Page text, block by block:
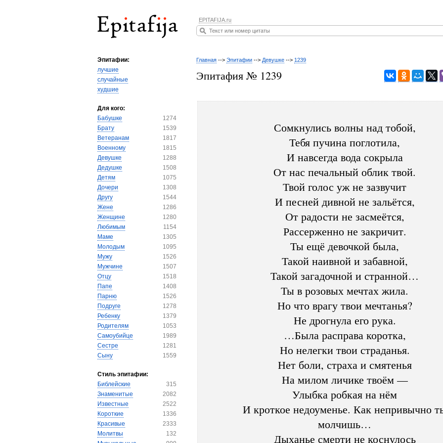
EPITAFIJA.ru
Эпитафии:
лучшие
случайные
худшие
Для кого:
Бабушке
1274
Брату
1539
Ветеранам
1817
Военному
1815
Девушке
1288
Дедушке
1508
Детям
1075
Дочери
1308
Другу
1544
Жене
1286
Женщине
1280
Любимым
1154
Маме
1305
Молодым
1095
Мужу
1526
Мужчине
1507
Отцу
1518
Папе
1408
Парню
1526
Подруге
1278
Ребенку
1379
Родителям
1053
Самоубийце
1989
Сестре
1281
Сыну
1559
Стиль эпитафии:
Библейские
315
Знаменитые
2082
Известные
2522
Короткие
1336
Красивые
2333
Молитвы
132
Главная --> Эпитафии --> Девушке --> 1239
Эпитафия № 1239
Сомкнулись волны над тобой,
Тебя пучина поглотила,
И навсегда вода сокрыла
От нас печальный облик твой.
Твой голос уж не зазвучит
И песней дивной не зальётся,
От радости не засмеётся,
Рассерженно не закричит.
Ты ещё девочкой была,
Такой наивной и забавной,
Такой загадочной и странной…
Ты в розовых мечтах жила.
Но что врагу твои мечтанья?
Не дрогнула его рука.
…Была расправа коротка,
Но нелегки твои страданья.
Нет боли, страха и смятенья
На милом личике твоём —
Улыбка робкая на нём
И кроткое недоуменье. Как непривычно
молчишь…
Дыханье смерти не коснулось